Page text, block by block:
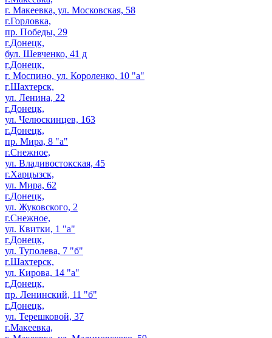
г. Макеевка, ул. Московская, 58
г.Горловка,
пр. Победы, 29
г.Донецк,
бул. Шевченко, 41 д
г.Донецк,
г. Моспино, ул. Короленко, 10 "а"
г.Шахтерск,
ул. Ленина, 22
г.Донецк,
ул. Челюскинцев, 163
г.Донецк,
пр. Мира, 8 "а"
г.Снежное,
ул. Владивостокская, 45
г.Харцызск,
ул. Мира, 62
г.Донецк,
ул. Жуковского, 2
г.Снежное,
ул. Квитки, 1 "а"
г.Донецк,
ул. Туполева, 7 "б"
г.Шахтерск,
ул. Кирова, 14 "а"
г.Донецк,
пр. Ленинский, 11 "б"
г.Донецк,
ул. Терешковой, 37
г.Макеевка,